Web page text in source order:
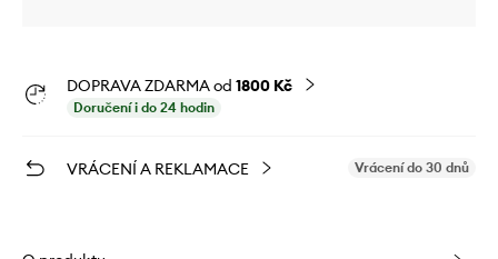
DOPRAVA ZDARMA od 1800 Kč
Doručení i do 24 hodin
VRÁCENÍ A REKLAMACE Vrácení do 30 dnů